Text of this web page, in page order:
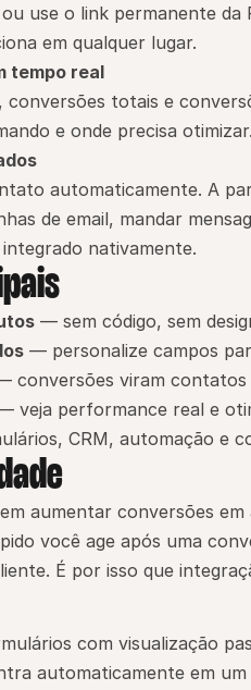
use o link permanente da
em qualquer lugar.
tempo real
conversões totais e
e onde precisa otimizar.
automaticamente. A
de email, mandar
nativamente.
— sem código, sem
— personalize campos
conversões viram contatos
veja performance real e
CRM, automação e
aumentar conversões
você age após uma
É por isso que
com visualização
automaticamente em